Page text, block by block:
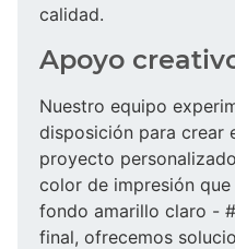
calidad.
Apoyo
Nuestro equipo
disposición para crear
proyecto
color de impresión
fondo amarillo claro -
final, ofrecemos